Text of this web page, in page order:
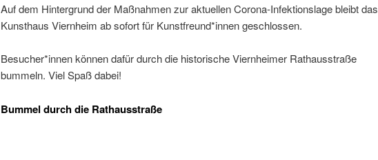
Auf dem Hintergrund der Maßnahmen zur aktuellen Corona-Infektionslage bleibt das
Kunsthaus Viernheim ab sofort für Kunstfreund*innen geschlossen.
Besucher*innen können dafür durch die historische Viernheimer Rathausstraße
bummeln. Viel Spaß dabei!
Bummel durch die Rathausstraße